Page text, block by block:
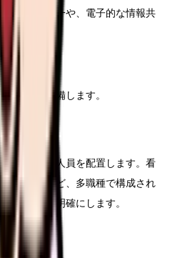
書の様式統一や、電子的な情報共
定めます。
体制を整備します。
し、必要な人員を配置します。看
事務職員など、多職種で構成され
と責任を明確にします。